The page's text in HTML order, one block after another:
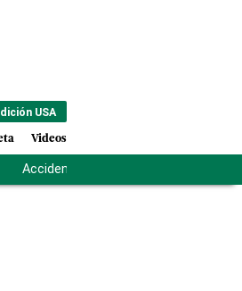
USA
Videos
Accidente Los Ríos